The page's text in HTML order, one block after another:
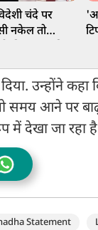
चंदे पर
नकेल तो
FCRA कानून
उन्होंने कहा
समय आने पर
देखा जा रहा
Statement